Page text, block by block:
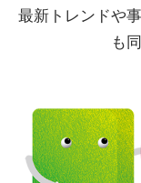
最新トレンドや
も